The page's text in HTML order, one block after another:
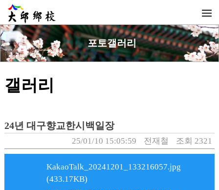
포토갤러리
갤러리
24년 대구향교한시백일장
25/01/10 15:05:59 전재철 조회 2321
KakaoTalk_20241201_133216057.jpg
(433.17KB)